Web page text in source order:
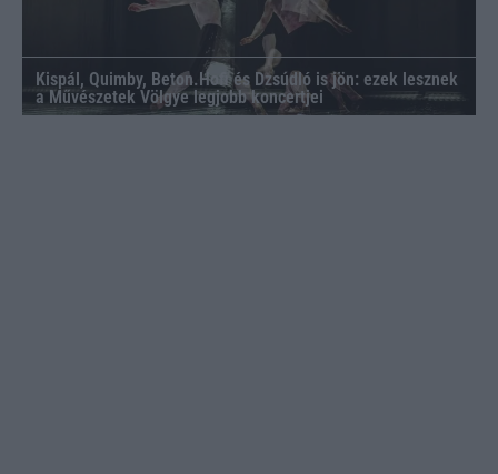
Kispál, Quimby, Beton.Hofi és Dzsúdló is jön: ezek lesznek
a Művészetek Völgye legjobb koncertjei